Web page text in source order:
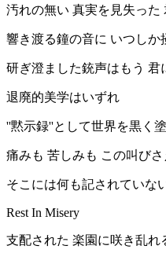
汚れの無い 真実を見失った
響き渡る鐘の音に いつしか
研ぎ澄ました銃声はもう 君
退廃的美学はいずれ
''黙示録''として世界を黒く
痛みも 苦しみも この叫びさ
そこには何も記されていな
Rest In Misery
支配された 楽園に咲き乱れ